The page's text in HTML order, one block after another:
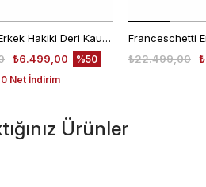
Mocassini Erkek Hakiki Deri Kauçuk Taban Siyah - Gri Spor & Sneaker Ayakkabı
₺6.499,00
Net İndirim
%50 ₺22.499,00
Ürünler